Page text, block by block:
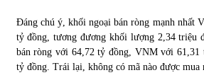
Đáng chú ý, khối ngoại bán ròng mạnh nhất
tỷ đồng, tương đương khối lượng 2,34 triệu
bán ròng với 64,72 tỷ đồng, VNM với
tỷ đồng. Trái lại, không có mã nào được mua